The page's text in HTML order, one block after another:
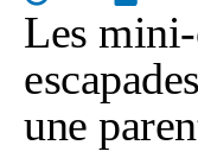
Les
une